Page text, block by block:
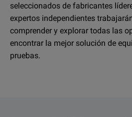
seleccionados de fabricantes
expertos independientes
comprender y explorar todas las
encontrar la mejor solución de
pruebas.